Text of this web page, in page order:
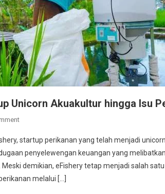
Unicorn Akuakultur hingga Isu
On
Dari
Startup
Unicorn
Akuakultur
startup perikanan yang telah menjadi
penyelewengan keuangan yang
Meski demikian, eFishery tetap menjadi salah
melalui […]